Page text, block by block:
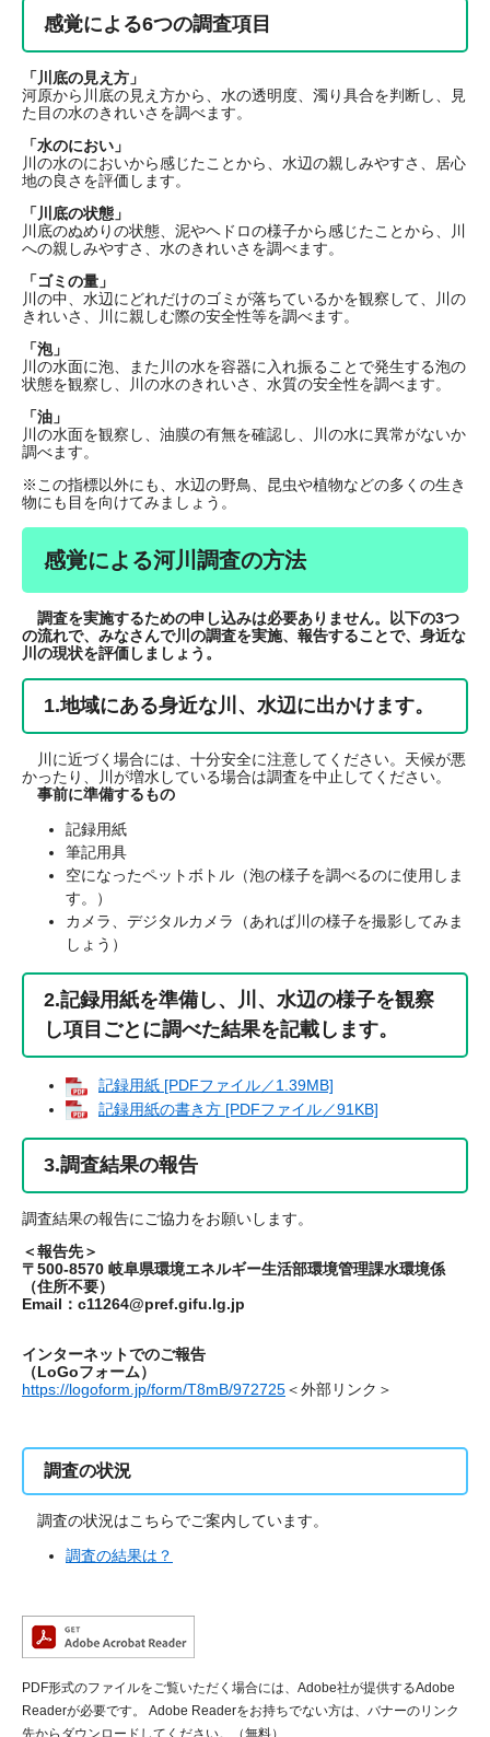
感覚による6つの調査項目
「川底の見え方」
河原から川底の見え方から、水の透明度、濁り具合を判断し、見
た目の水のきれいさを調べます。
「水のにおい」
川の水のにおいから感じたことから、水辺の親しみやすさ、居心
地の良さを評価します。
「川底の状態」
川底のぬめりの状態、泥やヘドロの様子から感じたことから、川
への親しみやすさ、水のきれいさを調べます。
「ゴミの量」
川の中、水辺にどれだけのゴミが落ちているかを観察して、川の
きれいさ、川に親しむ際の安全性等を調べます。
「泡」
川の水面に泡、また川の水を容器に入れ振ることで発生する泡の
状態を観察し、川の水のきれいさ、水質の安全性を調べます。
「油」
川の水面を観察し、油膜の有無を確認し、川の水に異常がないか
調べます。
※この指標以外にも、水辺の野鳥、昆虫や植物などの多くの生き
物にも目を向けてみましょう。
感覚による河川調査の方法
調査を実施するための申し込みは必要ありません。以下の3つ
の流れで、みなさんで川の調査を実施、報告することで、身近な
川の現状を評価しましょう。
1.地域にある身近な川、水辺に出かけます。
川に近づく場合には、十分安全に注意してください。天候が悪
かったり、川が増水している場合は調査を中止してください。
事前に準備するもの
記録用紙
筆記用具
空になったペットボトル（泡の様子を調べるのに使用しま
す。）
カメラ、デジタルカメラ（あれば川の様子を撮影してみま
しょう）
2.記録用紙を準備し、川、水辺の様子を観察
し項目ごとに調べた結果を記載します。
記録用紙 [PDFファイル／1.39MB]
記録用紙の書き方 [PDFファイル／91KB]
3.調査結果の報告
調査結果の報告にご協力をお願いします。
＜報告先＞
〒500-8570 岐阜県環境エネルギー生活部環境管理課水環境係
（住所不要）
Email：c11264@pref.gifu.lg.jp
インターネットでのご報告
（LoGoフォーム）
https://logoform.jp/form/T8mB/972725＜外部リンク＞
調査の状況
調査の状況はこちらでご案内しています。
調査の結果は？
PDF形式のファイルをご覧いただく場合には、Adobe社が提供するAdobe
Readerが必要です。
Adobe Readerをお持ちでない方は、バナーのリンク
先からダウンロードしてください。（無料）